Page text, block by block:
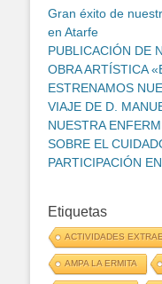
Gran éxito de
en Atarfe
PUBLICACIÓN DE
OBRA ARTÍSTICA
ESTRENAMOS
VIAJE DE D.
NUESTRA
SOBRE EL
PARTICIPACIÓN
Etiquetas
ACTIVIDADES
AMPA LA ERMITA